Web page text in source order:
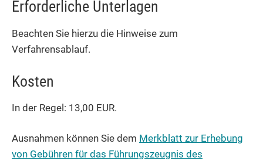
Erforderliche Unterlagen
Beachten Sie hierzu die Hinweise zum
Verfahrensablauf.
Kosten
In der Regel: 13,00 EUR.
Ausnahmen können Sie dem Merkblatt zur Erhebung
von Gebühren für das Führungszeugnis des